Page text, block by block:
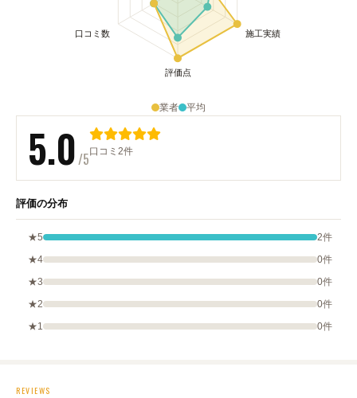
業者 平均
5.0/5口コミ2件
評価の分布
★5
2件
★4
0件
★3
0件
★2
0件
★1
0件
REVIEWS